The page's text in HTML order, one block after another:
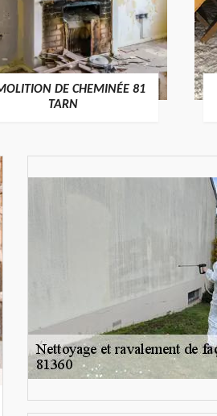
DE CHEMINÉE 81
TARN